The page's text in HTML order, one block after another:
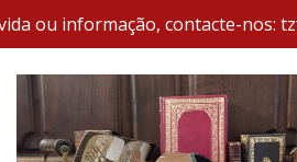
ou informação, contacte-nos: